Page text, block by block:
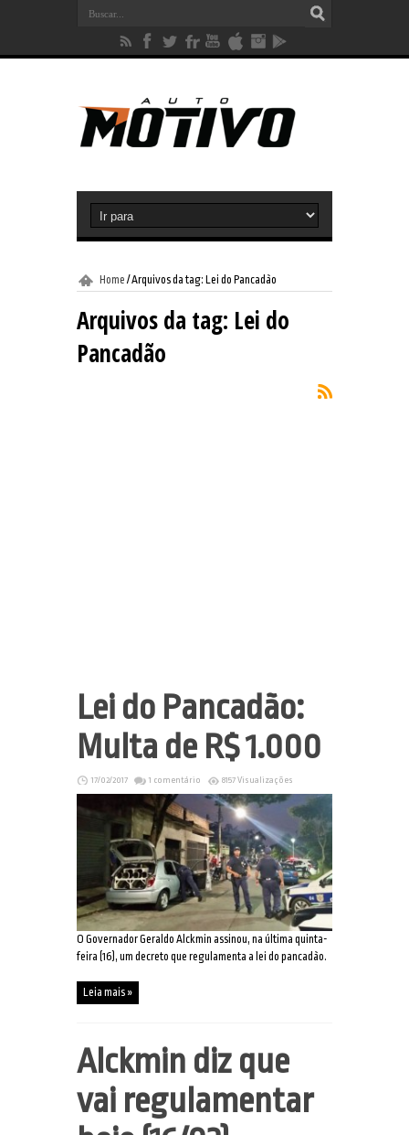
Home /Arquivos da tag: Lei do Pancadão
Arquivos da tag: Lei do
Pancadão
Lei do Pancadão:
Multa de R$ 1.000
17/02/2017 1 comentário 8157 Visualizações
O Governador Geraldo Alckmin assinou, na última quinta-
feira (16), um decreto que regulamenta a lei do pancadão.
Leia mais »
Alckmin diz que
vai regulamentar